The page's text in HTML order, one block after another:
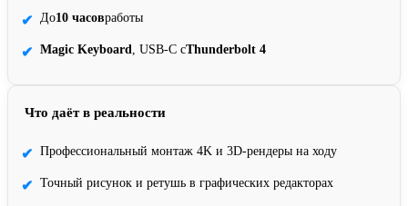
✔ До10 часовработы
✔ Magic Keyboard , USB-C сThunderbolt 4
Что даёт в реальности
✔ Профессиональный монтаж 4K и 3D-рендеры на ходу
✔ Точный рисунок и ретушь в графических редакторах